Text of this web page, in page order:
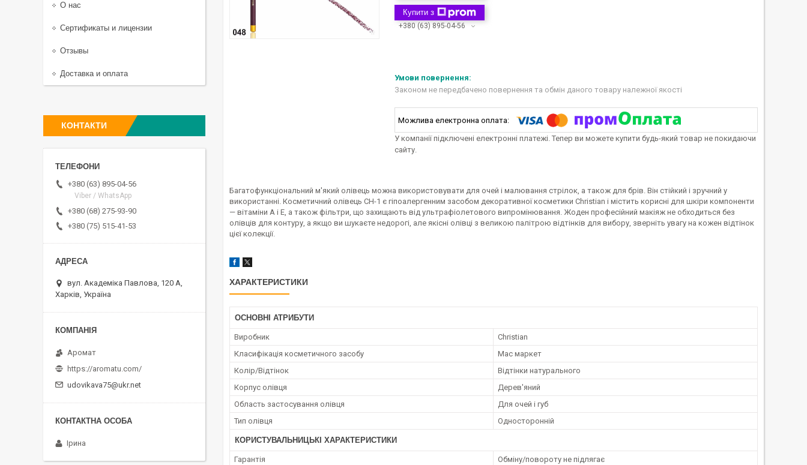
Купити з
+380 (63) 895-04-56
Законом не передбачено повернення та обмін даного товару належної якості
У компанії підключені електронні платежі. Тепер ви можете купити будь-який товар не покидаючи
сайту.
Багатофункціональний м'який олівець можна використовувати для очей і малювання стрілок, а також для брів. Він стійкий і зручний у
використанні. Косметичний олівець CH-1 є гіпоалергенним засобом декоративної косметики Christian і містить корисні для шкіри компоненти
— вітаміни A і E, а також фільтри, що захищають від ультрафіолетового випромінювання. Жоден професійний макіяж не обходиться без
олівців для контуру, а якщо ви шукаєте недорогі, але якісні олівці з великою палітрою відтінків для вибору, зверніть увагу на кожен відтінок
цієї колекції.
ХАРАКТЕРИСТИКИ
ОСНОВНІ АТРИБУТИ
Виробник
Christian
Класифікація косметичного засобу
Мас маркет
Колір/Відтінок
Відтінки натурального
Корпус олівця
Дерев'яний
Область застосування олівця
Для очей і губ
Тип олівця
Односторонній
КОРИСТУВАЛЬНИЦЬКІ ХАРАКТЕРИСТИКИ
Гарантія Обміну/повороту не підлягає
О нас
Сертификаты и лицензии
Отзывы
Доставка и оплата
КОНТАКТИ
+380 (63) 895-04-56
Viber / WhatsApp
+380 (68) 275-93-90
+380 (75) 515-41-53
вул. Академіка Павлова, 120 А,
Харків, Україна
Аромат
https://aromatu.com/
udovikava75@ukr.net
Ірина